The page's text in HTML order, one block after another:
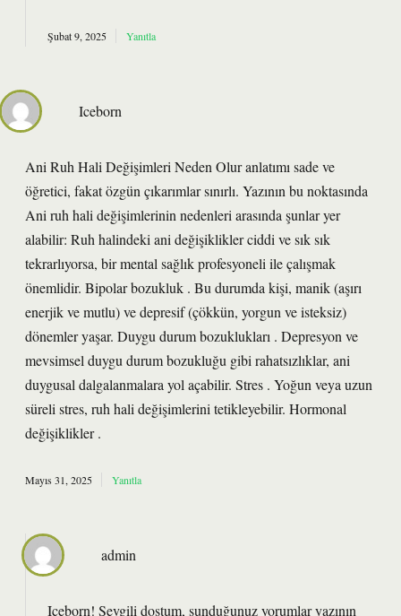
Şubat 9, 2025 Yanıtla
Iceborn
Ani Ruh Hali Değişimleri Neden Olur anlatımı sade ve
öğretici, fakat özgün çıkarımlar sınırlı. Yazının bu noktasında
Ani ruh hali değişimlerinin nedenleri arasında şunlar yer
alabilir: Ruh halindeki ani değişiklikler ciddi ve sık sık
tekrarlıyorsa, bir mental sağlık profesyoneli ile çalışmak
önemlidir. Bipolar bozukluk . Bu durumda kişi, manik (aşırı
enerjik ve mutlu) ve depresif (çökkün, yorgun ve isteksiz)
dönemler yaşar. Duygu durum bozuklukları . Depresyon ve
mevsimsel duygu durum bozukluğu gibi rahatsızlıklar, ani
duygusal dalgalanmalara yol açabilir. Stres . Yoğun veya uzun
süreli stres, ruh hali değişimlerini tetikleyebilir. Hormonal
değişiklikler .
Mayıs 31, 2025 Yanıtla
admin
Iceborn! Sevgili dostum, sunduğunuz yorumlar yazının